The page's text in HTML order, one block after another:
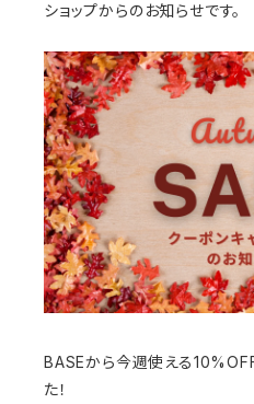
ショップからのお知らせです。
BASEから今週使える
た！